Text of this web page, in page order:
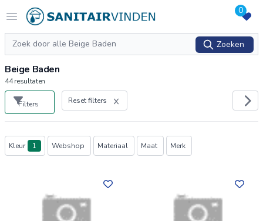
Open menu
Logo sanitairvinden.nl 0
Zoeken
Zoeken
Beige Baden
44resultaten
Filters Reset filters
Producten
Kleur 1 Webshop Materiaal Maat Merk